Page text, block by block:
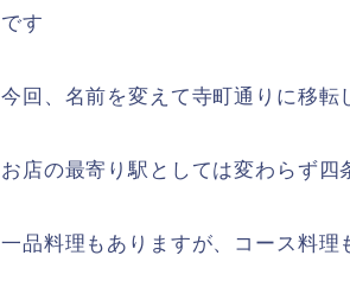
です
今回、名前を変えて寺町通りに移転
お店の最寄り駅としては変わらず四
一品料理もありますが、コース料理